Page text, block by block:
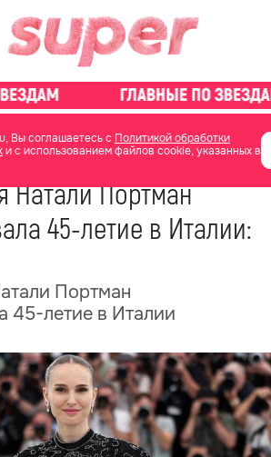
Вы соглашаетесь с Политикой обработки
и с использованием файлов cookie, указанных в
о звездах новости
Натали Портман
45-летие в Италии:
Портман
45-летие в Италии